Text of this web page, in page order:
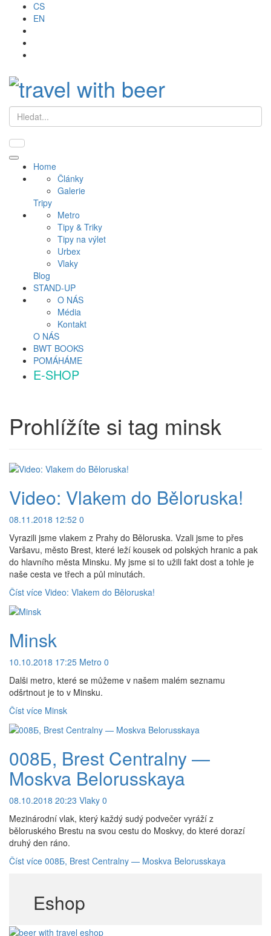
CS
EN
Hledat
Primary
Menu
Home
Články
Galerie
Tripy
Metro
Tipy & Triky
Tipy na výlet
Urbex
Vlaky
Blog
STAND-UP
O NÁS
Média
Kontakt
O NÁS
BWT BOOKS
POMÁHÁME
E-SHOP
Prohlížíte si tag minsk
Video: Vlakem do Běloruska!
08.11.2018 12:52 0
Vyrazili jsme vlakem z Prahy do Běloruska. Vzali jsme to přes
Varšavu, město Brest, které leží kousek od polských hranic a pak
do hlavního města Minsku. My jsme si to užili fakt dost a tohle je
naše cesta ve třech a půl minutách.
Číst více Video: Vlakem do Běloruska!
Minsk
10.10.2018 17:25 Metro 0
Dalši metro, které se můžeme v našem malém seznamu
odšrtnout je to v Minsku.
Číst více Minsk
008Б, Brest Centralny —
Moskva Belorusskaya
08.10.2018 20:23 Vlaky 0
Mezinárodní vlak, který každý sudý podvečer vyráží z
běloruského Brestu na svou cestu do Moskvy, do které dorazí
druhý den ráno.
Číst více 008Б, Brest Centralny — Moskva Belorusskaya
Eshop